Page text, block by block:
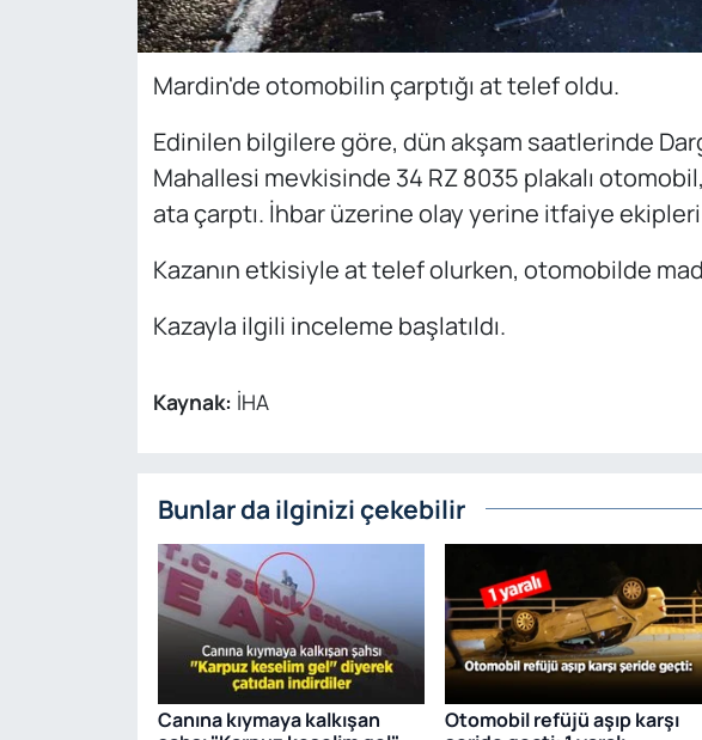
Mardin'de otomobilin çarptığı at telef oldu.
Edinilen bilgilere göre, dün akşam saatlerinde
Mahallesi mevkisinde 34 RZ 8035 plakalı
ata çarptı. İhbar üzerine olay yerine itfaiye
Kazanın etkisiyle at telef olurken, otomobilde
Kazayla ilgili inceleme başlatıldı.
Kaynak: İHA
Bunlar da ilginizi çekebilir
Canına kıymaya kalkışan
Otomobil refüjü aşıp karşı